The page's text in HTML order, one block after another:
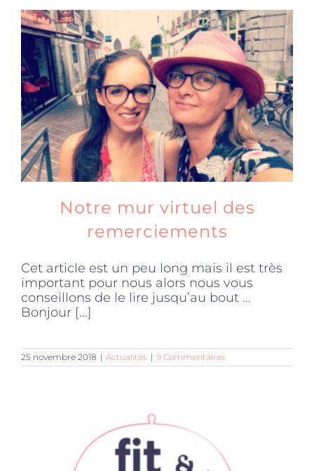
Notre mur virtuel des
remerciements
Cet article est un peu long mais il est très
important pour nous alors nous vous
conseillons de le lire jusqu’au bout ...
Bonjour [...]
25 novembre 2018 | Actualités | 9 Commentaires